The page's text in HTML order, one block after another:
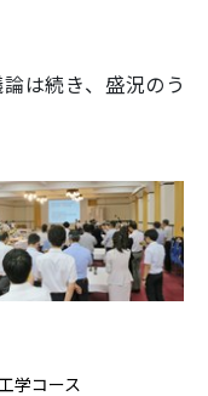
は続き、盛況のう
学コース